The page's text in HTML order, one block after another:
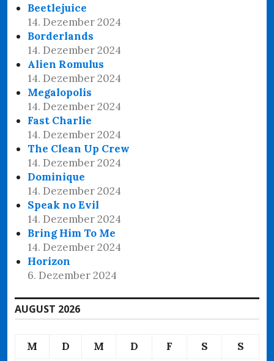
Beetlejuice
14. Dezember 2024
Borderlands
14. Dezember 2024
Alien Romulus
14. Dezember 2024
Megalopolis
14. Dezember 2024
Fast Charlie
14. Dezember 2024
The Clean Up Crew
14. Dezember 2024
Dominique
14. Dezember 2024
Speak no Evil
14. Dezember 2024
Bring Him To Me
14. Dezember 2024
Horizon
6. Dezember 2024
AUGUST 2026
M D M D F S
S